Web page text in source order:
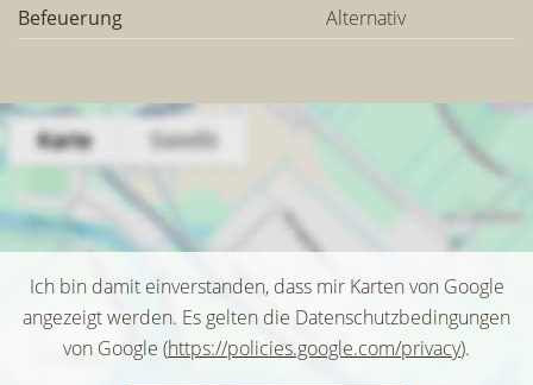
Befeuerung Alternativ
Ich bin damit einverstanden, dass mir Karten von Google
angezeigt werden. Es gelten die Datenschutzbedingungen
von Google (https://policies.google.com/privacy).